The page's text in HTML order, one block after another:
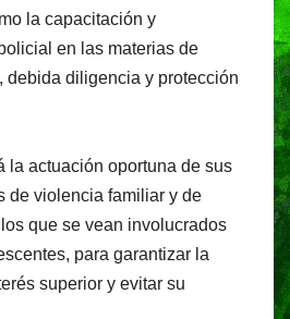
la capacitación y
en las materias de
debida diligencia y protección
la actuación oportuna de sus
de violencia familiar y de
que se vean involucrados
para garantizar la
superior y evitar su